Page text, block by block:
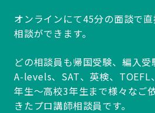
オンラインにて45分の面談で
相談ができます。
どの相談員も帰国受験、編入受
A-levels、SAT、英検、
年生～高校3年生まで様々なご
きたプロ講師相談員です。